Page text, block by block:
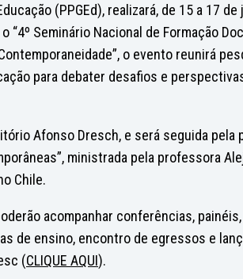
(PPGEd), realizará, de 15 a 17
“4º Seminário Nacional de Formação
o evento reunirá
para debater desafios e
Afonso Dresch, e será seguida pela
ministrada pela professora
Chile.
acompanhar conferências,
de ensino, encontro de egressos e
(CLIQUE AQUI).